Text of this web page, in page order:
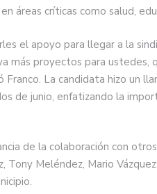
áreas críticas como salud,
el apoyo para llegar a la
más proyectos para ustedes,
Franco. La candidata hizo un
de junio, enfatizando la
de la colaboración con
Meléndez, Mario